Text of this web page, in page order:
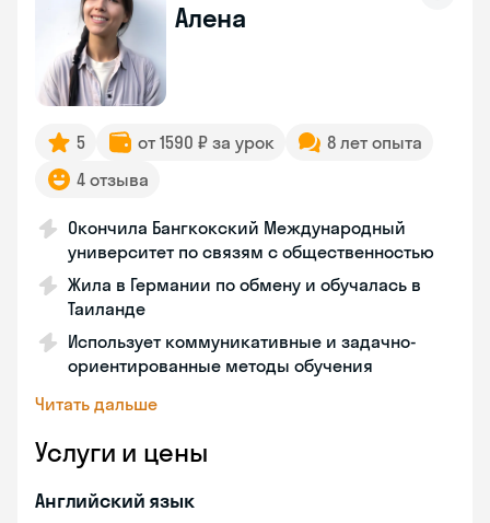
Алена
5 от 1590 ₽ за урок
8 лет опыта
4 отзыва
Окончила Бангкокский Международный
университет по связям с общественностью
Жила в Германии по обмену и обучалась в
Таиланде
Использует коммуникативные и задачно-
ориентированные методы обучения
Читать дальше
Услуги и цены
Английский язык